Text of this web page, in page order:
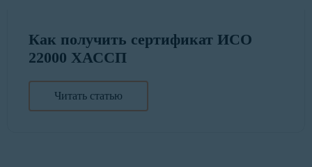
Как получить сертификат ИСО
22000 ХАССП
Читать статью